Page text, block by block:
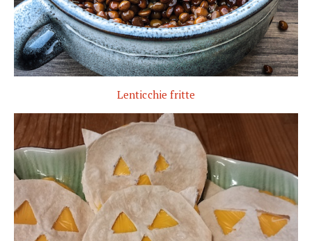
Lenticchie fritte